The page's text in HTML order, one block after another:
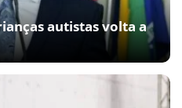
autistas volta a